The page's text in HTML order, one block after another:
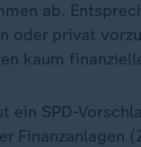
ab.
oder privat
kaum
SPD-
Finanzanlagen